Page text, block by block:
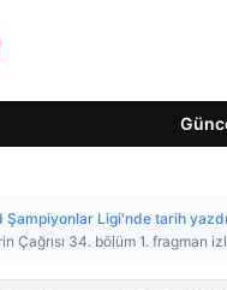
Şampiyonlar Ligi'nde tarih
Çağrısı 34. bölüm 1. fragman